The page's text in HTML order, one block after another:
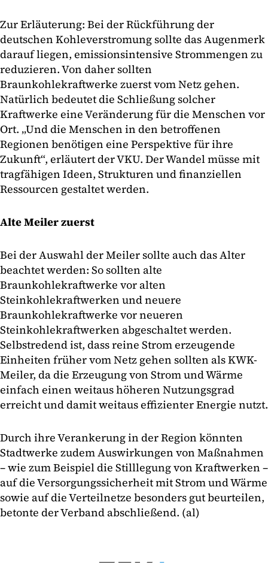
Zur Erläuterung: Bei der Rückführung der
deutschen Kohleverstromung sollte das Augenmerk
darauf liegen, emissionsintensive Strommengen zu
reduzieren. Von daher sollten
Braunkohlekraftwerke zuerst vom Netz gehen.
Natürlich bedeutet die Schließung solcher
Kraftwerke eine Veränderung für die Menschen vor
Ort. „Und die Menschen in den betroffenen
Regionen benötigen eine Perspektive für ihre
Zukunft“, erläutert der VKU. Der Wandel müsse mit
tragfähigen Ideen, Strukturen und finanziellen
Ressourcen gestaltet werden.
Alte Meiler zuerst
Bei der Auswahl der Meiler sollte auch das Alter
beachtet werden: So sollten alte
Braunkohlekraftwerke vor alten
Steinkohlekraftwerken und neuere
Braunkohlekraftwerke vor neueren
Steinkohlekraftwerken abgeschaltet werden.
Selbstredend ist, dass reine Strom erzeugende
Einheiten früher vom Netz gehen sollten als KWK-
Meiler, da die Erzeugung von Strom und Wärme
einfach einen weitaus höheren Nutzungsgrad
erreicht und damit weitaus effizienter Energie nutzt.
Durch ihre Verankerung in der Region könnten
Stadtwerke zudem Auswirkungen von Maßnahmen
– wie zum Beispiel die Stilllegung von Kraftwerken –
auf die Versorgungssicherheit mit Strom und Wärme
sowie auf die Verteilnetze besonders gut beurteilen,
betonte der Verband abschließend. (al)